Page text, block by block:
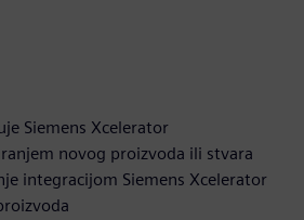
Siemens Xcelerator
novog proizvoda ili stvara
integracijom Siemens Xcelerator